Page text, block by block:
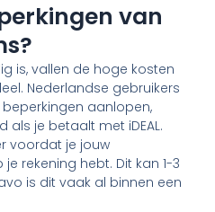
van
is, vallen de hoge kosten
Nederlandse gebruikers
aanlopen,
je betaalt met iDEAL.
voordat je jouw
rekening hebt. Dit kan 1-3
is dit vaak al binnen een